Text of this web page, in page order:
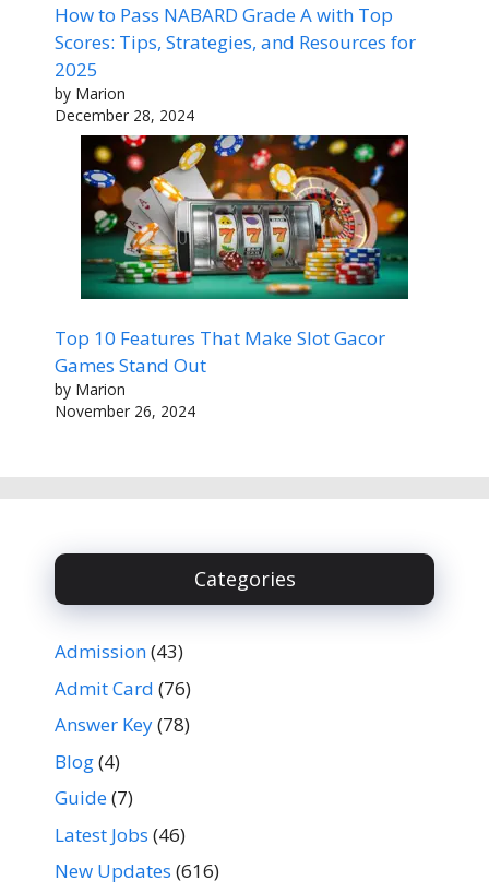
How to Pass NABARD Grade A with Top
Scores: Tips, Strategies, and Resources for
2025
by Marion
December 28, 2024
Top 10 Features That Make Slot Gacor
Games Stand Out
by Marion
November 26, 2024
Categories
Admission(43)
Admit Card (76)
Answer Key(78)
Blog(4)
Guide(7)
Latest Jobs (46)
New Updates (616)